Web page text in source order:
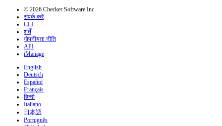
© 2026 Checker Software Inc.
संपर्क करें
CLI
शर्तें
गोपनीयता नीति
API
iManage
English
Deutsch
Español
Français
हिन्दी
Italiano
日本語
Português